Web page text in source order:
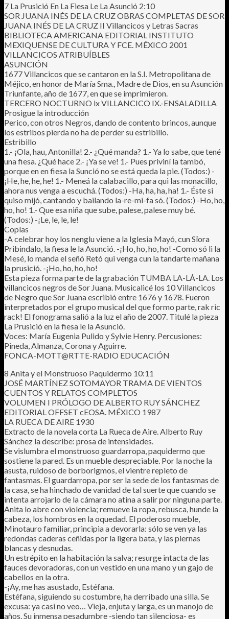
7 La Prusició En La Fiesa Le La Asunció 2:10
SOR JUANA INÉS DE LA CRUZ OBRAS COMPLETAS DE SOR
JUANA INÉS DE LA CRUZ II Villancicos y Letras Sacras
BIBLIOTECA AMERICANA EDITORIAL INSTITUTO
MEXIQUENSE DE CULTURA Y FCE. MÉXICO 2001
VILLANCICOS ATRIBUÍBLES
ASUNCIÓN
1677 Villancicos que se cantaron en la S.I. Metropolitana de
Méjico, en honor de María Sma., Madre de Dios, en su Asunción
Triunfante, año de 1677, en que se imprimieron.
TERCERO NOCTURNO ix VILLANCICO IX.-ENSALADILLA
Prosigue la introducción
Perico, con otros Negros, dando de contento brincos, aunque
los estribos pierda no ha de perder su estribillo.
Estribillo
1.- ¡Ola, hau, Antonilla! 2.- ¿Qué manda? 1.- Ya lo sabe, que tené
una fiesa. ¿Qué hace 2.- ¡Ya se ve! 1.- Pues priviní la tambó,
porque en en fiesa la Sunció no se está queda la pie. (Todos:) -
¡He, he, he, he! 1.- Meneá la calabacillo, para qui las monacillo,
ahora nus venga a escuchá. (Todos:) -Ha, ha, ha, ha! 1.- Éste si
quiso mijó, cantando y bailando la-re-mi-fa só. (Todos:) -Ho, ho,
ho, ho! 1.- Que esa niña que sube, palese, palese muy bé.
(Todos:) -¡Le, le, le, le!
Coplas
-A celebrar hoy los nenglu viene a la Iglesia Mayó, cun Sïora
Pribindalo, la fiesa le la Asunció. -¡Ho, ho, ho, ho! -Como só li la
Mesé, lo manda el señó Retó qui venga cun la tandarte mañana
la prusició. -¡Ho, ho, ho, ho!
Esta pieza forma parte de la grabación TUMBA LA-LÁ-LA. Los
villancicos negros de Sor Juana. Musicalicé los 10 Villancicos
de Negro que Sor Juana escribió entre 1676 y 1678. Fueron
interpretados por el grupo musical del que formo parte, rak ric
rack! El fonograma salió a la luz el año de 2007. Titulé la pieza
La Prusició en la fiesa le la Asunció.
Voces: María Eugenia Pulido y Sylvie Henry. Percusiones:
Pineda, Almanza, Corona y Aguirre.
FONCA-MOTT@RTTE-RADIO EDUCACIÓN
8 Anita y el Monstruoso Paquidermo 10:11
JOSÉ MARTÍNEZ SOTOMAYOR TRAMA DE VIENTOS
CUENTOS Y RELATOS COMPLETOS
VOLUMEN I PRÓLOGO DE ALBERTO RUY SÁNCHEZ
EDITORIAL OFFSET cEOSA. MÉXICO 1987
LA RUECA DE AIRE 1930
Extracto de la novela corta La Rueca de Aire. Alberto Ruy
Sánchez la describe: prosa de intensidades.
Se vislumbra el monstruoso guardarropa, paquidermo que
sostiene la pared. Es un mueble despreciable. Por la noche la
asusta, ruidoso de borborigmos, el vientre repleto de
fantasmas. El guardarropa, por ser la sede de los fantasmas de
la casa, se ha hinchado de vanidad de tal suerte que cuando se
intenta arrojarlo de la cámara no atina a salir por ninguna parte.
Anita lo abre con violencia; remueve la ropa, rebusca, hunde la
cabeza, los hombros en la oquedad. El poderoso mueble,
Minotauro familiar, principia a devorarla: sólo se ven ya las
redondas caderas ceñidas por la ligera bata, y las piernas
blancas y desnudas.
Un estrépito en la habitación la salva; resurge intacta de las
fauces devoradoras, con un vestido en una mano y un gajo de
cabellos en la otra.
-¡Ay, me has asustado, Estéfana.
Estéfana, siguiendo su costumbre, ha derribado una silla. Se
excusa: ya casi no veo… Vieja, enjuta y larga, es un manojo de
años. Su inmensa pesadumbre -siendo tan silenciosa- es